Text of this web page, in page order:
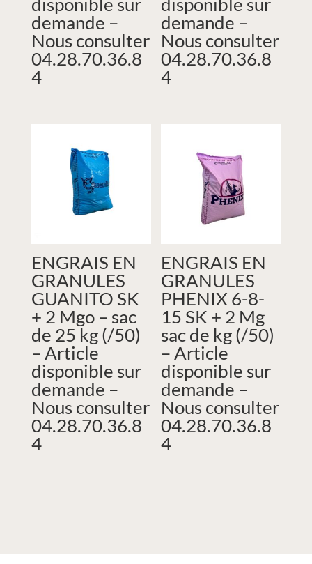
disponible sur
demande –
Nous consulter
04.28.70.36.8
4
disponible sur
demande –
Nous consulter
04.28.70.36.8
4
ENGRAIS EN
GRANULES
GUANITO SK
+ 2 Mgo – sac
de 25 kg (/50)
– Article
disponible sur
demande –
Nous consulter
04.28.70.36.8
4
ENGRAIS EN
GRANULES
PHENIX 6-8-
15 SK + 2 Mg
sac de kg (/50)
– Article
disponible sur
demande –
Nous consulter
04.28.70.36.8
4